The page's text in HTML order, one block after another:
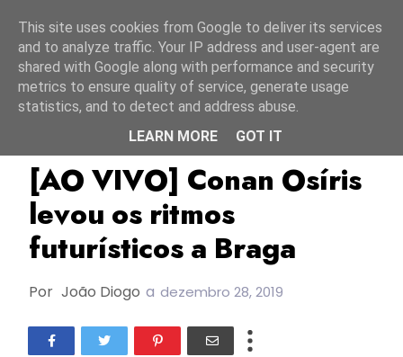
Conan Osíris ESC2020
[AO VIVO] Conan Osíris
levou os ritmos
futurísticos a Braga
Por João Diogo a dezembro 28, 2019
This site uses cookies from Google to deliver its services
and to analyze traffic. Your IP address and user-agent are
shared with Google along with performance and security
metrics to ensure quality of service, generate usage
statistics, and to detect and address abuse.
LEARN MORE
GOT IT